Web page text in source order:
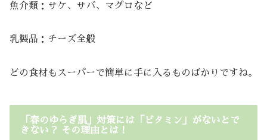
魚介類：サケ、サバ、マグロなど
乳製品：チーズ全般
どの食材もスーパーで簡単に手に入るものばかりですね。
「春のゆらぎ肌」対策には「ビタミン」がないとで
きない？ その理由とは！